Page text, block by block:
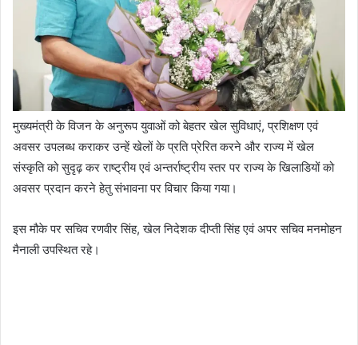
मुख्यमंत्री के विजन के अनुरूप युवाओं को बेहतर खेल सुविधाएं, प्रशिक्षण एवं
अवसर उपलब्ध कराकर उन्हें खेलों के प्रति प्रेरित करने और राज्य में खेल
संस्कृति को सुदृढ़ कर राष्ट्रीय एवं अन्तर्राष्ट्रीय स्तर पर राज्य के खिलाडियों को
अवसर प्रदान करने हेतु संभावना पर विचार किया गया।
इस मौके पर सचिव रणवीर सिंह, खेल निदेशक दीप्ती सिंह एवं अपर सचिव मनमोहन
मैनाली उपस्थित रहे।